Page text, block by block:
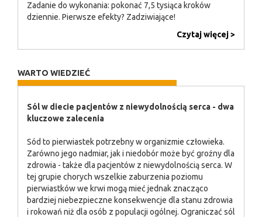
Zadanie do wykonania: pokonać 7,5 tysiąca kroków
dziennie. Pierwsze efekty? Zadziwiające!
Czytaj więcej >
WARTO WIEDZIEĆ
Sól w diecie pacjentów z niewydolnością serca - dwa
kluczowe zalecenia
Sód to pierwiastek potrzebny w organizmie człowieka.
Zarówno jego nadmiar, jak i niedobór może być groźny dla
zdrowia - także dla pacjentów z niewydolnością serca. W
tej grupie chorych wszelkie zaburzenia poziomu
pierwiastków we krwi mogą mieć jednak znacząco
bardziej niebezpieczne konsekwencje dla stanu zdrowia
i rokowań niż dla osób z populacji ogólnej. Ograniczać sól